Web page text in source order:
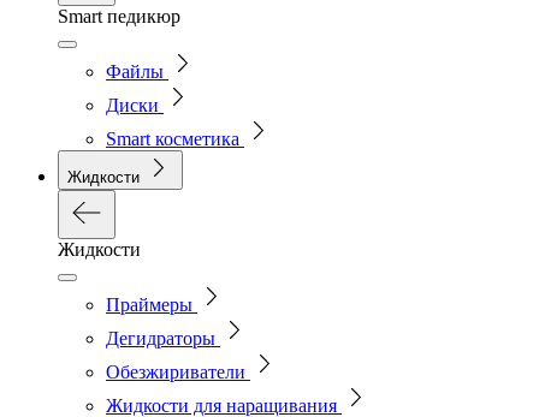
Smart педикюр
Файлы
Диски
Smart косметика
Жидкости
Жидкости
Праймеры
Дегидраторы
Обезжириватели
Жидкости для наращивания